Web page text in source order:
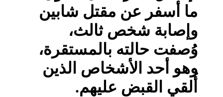
ما أسفر عن مقتل شابين
وإصابة شخص ثالث،
وُصفت حالته بالمستقرة،
وهو أحد الأشخاص الذين
أُلقي القبض عليهم.